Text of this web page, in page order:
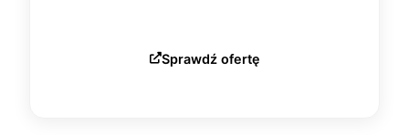
Sprawdź ofertę